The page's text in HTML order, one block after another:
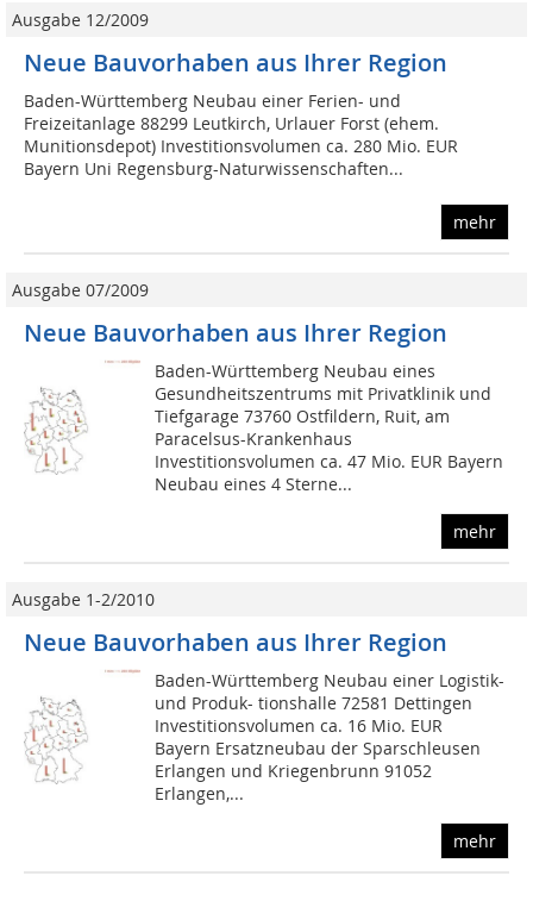
Ausgabe 12/2009
Neue Bauvorhaben aus Ihrer Region
Baden-Württemberg Neubau einer Ferien- und
Freizeitanlage 88299 Leutkirch, Urlauer Forst (ehem.
Munitionsdepot) Investitionsvolumen ca. 280 Mio. EUR
Bayern Uni Regensburg-Naturwissenschaften...
mehr
Ausgabe 07/2009
Neue Bauvorhaben aus Ihrer Region
Baden-Württemberg Neubau eines
Gesundheitszentrums mit Privatklinik und
Tiefgarage 73760 Ostfildern, Ruit, am
Paracelsus-Krankenhaus
Investitionsvolumen ca. 47 Mio. EUR Bayern
Neubau eines 4 Sterne...
mehr
Ausgabe 1-2/2010
Neue Bauvorhaben aus Ihrer Region
Baden-Württemberg Neubau einer Logistik-
und Produk- tionshalle 72581 Dettingen
Investitionsvolumen ca. 16 Mio. EUR
Bayern Ersatzneubau der Sparschleusen
Erlangen und Kriegenbrunn 91052
Erlangen,...
mehr